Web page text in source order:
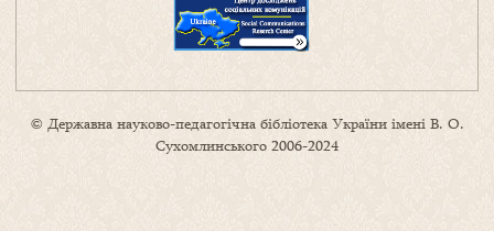
© Державна науково-педагогічна бібліотека України імені В. О.
Сухомлинського 2006-2024